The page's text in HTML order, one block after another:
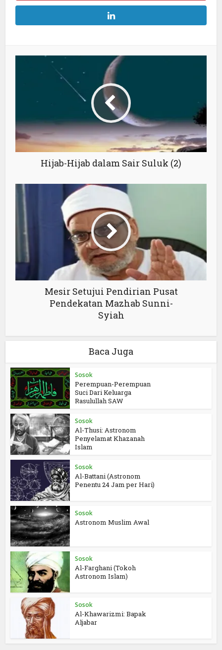
Hijab-Hijab dalam Sair Suluk (2)
Mesir Setujui Pendirian Pusat
Pendekatan Mazhab Sunni-
Syiah
Baca Juga
Sosok
Perempuan-Perempuan
Suci Dari Keluarga
Rasulullah SAW
Sosok
Al-Thusi: Astronom
Penyelamat Khazanah
Islam
Sosok
Al-Battani (Astronom
Penentu 24 Jam per Hari)
Sosok
Astronom Muslim Awal
Sosok
Al-Farghani (Tokoh
Astronom Islam)
Sosok
Al-Khawarizmi: Bapak
Aljabar